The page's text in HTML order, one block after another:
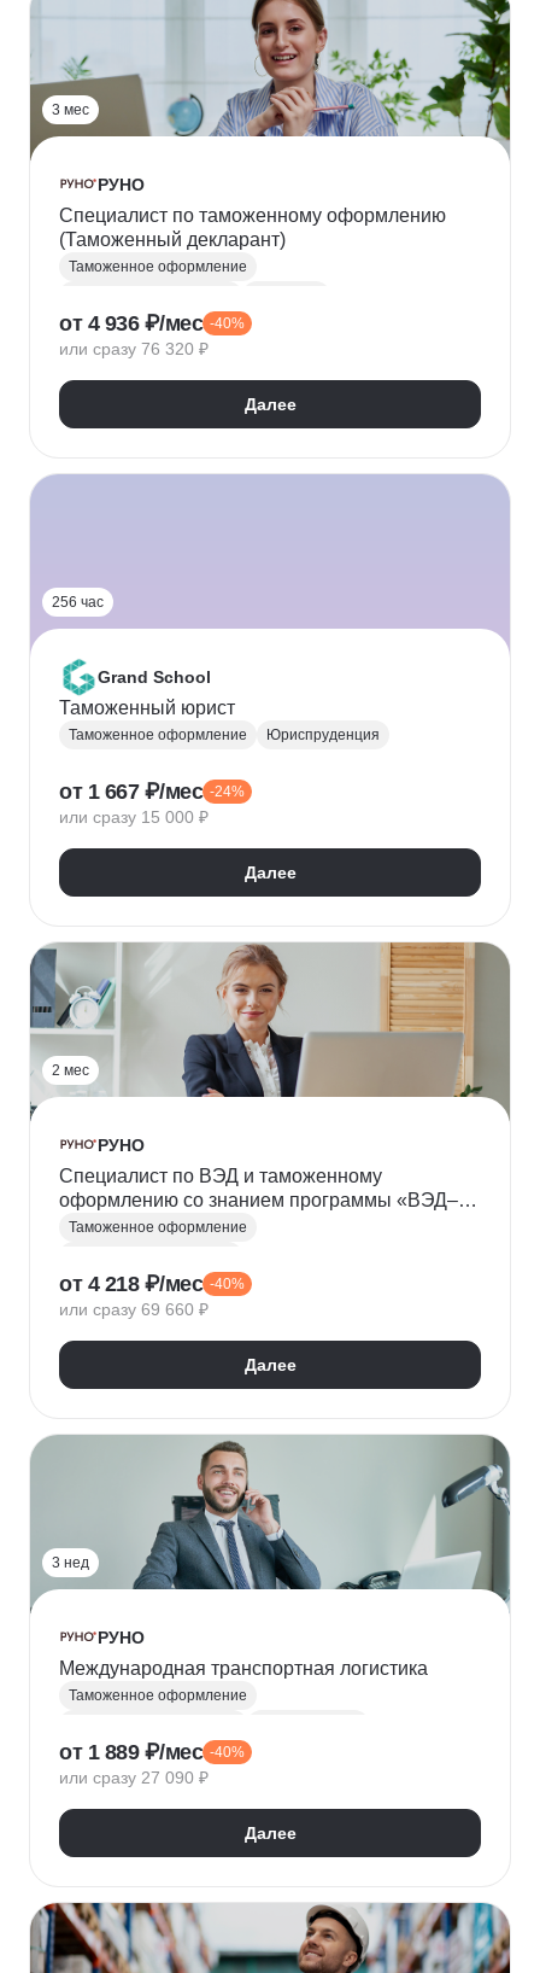
3 мес
РУНО
Специалист по таможенному оформлению
(Таможенный декларант)
Таможенное оформление
ВЭД-логистика
от 4 936 ₽/мес -40%
или сразу 76 320 ₽
Далее
256 час
Grand School
Таможенный юрист
Таможенное оформление Юриспруденция
от 1 667 ₽/мес -24%
или сразу 15 000 ₽
Далее
2 мес
РУНО
Специалист по ВЭД и таможенному
оформлению со знанием программы «ВЭД–
Декларант»
Таможенное оформление
Внешнеэкономическая деятельность (ВЭД)
ВЭД-логистика
Логистика
от 4 218 ₽/мес -40%
или сразу 69 660 ₽
Далее
3 нед
РУНО
Международная транспортная логистика
Таможенное оформление
Внешнеэкономическая деятельность (ВЭД)
Логистика
от 1 889 ₽/мес -40%
или сразу 27 090 ₽
Далее